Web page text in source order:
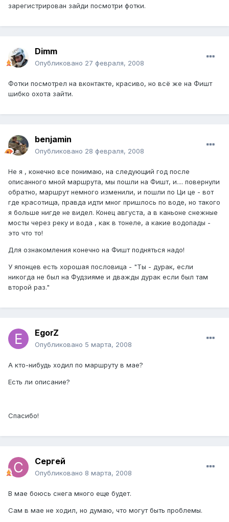
зарегистрирован зайди посмотри фотки.
Dimm
Опубликовано 27 февраля, 2008
Фотки посмотрел на вконтакте, красиво, но всё же на Фишт
шибко охота зайти.
benjamin
Опубликовано 28 февраля, 2008
Не я , конечно все понимаю, на следующий год после
описанного мной маршрута, мы пошли на Фишт, и.... повернули
обратно, маршрут немного изменили, и пошли по Ци це - вот
где красотища, правда идти мног пришлось по воде, но такого
я больше нигде не видел. Конец августа, а в каньоне снежные
мосты через реку и вода , как в тонеле, а какие водопады -
это что то!
Для ознакомления конечно на Фишт подняться надо!
У японцев есть хорошая пословица - "Ты - дурак, если
никогда не был на Фудзияме и дважды дурак если был там
второй раз."
EgorZ
Опубликовано 5 марта, 2008
А кто-нибудь ходил по маршруту в мае?
Есть ли описание?
Спасибо!
Cергей
Опубликовано 8 марта, 2008
В мае боюсь снега много еще будет.
Сам в мае не ходил, но думаю, что могут быть проблемы.